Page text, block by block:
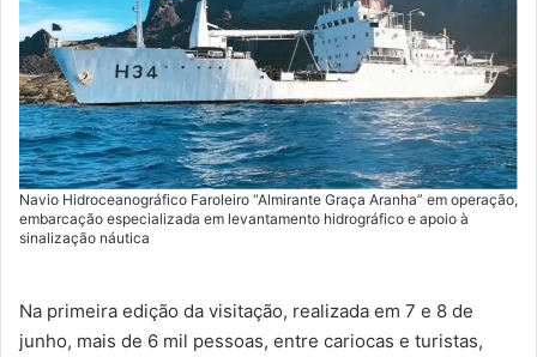
Navio Hidroceanográfico Faroleiro “Almirante Graça Aranha” em operação,
embarcação especializada em levantamento hidrográfico e apoio à
sinalização náutica
Na primeira edição da visitação, realizada em 7 e 8 de
junho, mais de 6 mil pessoas, entre cariocas e turistas,